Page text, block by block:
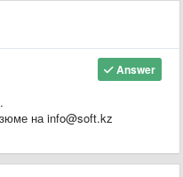
Answer
на info@soft.kz